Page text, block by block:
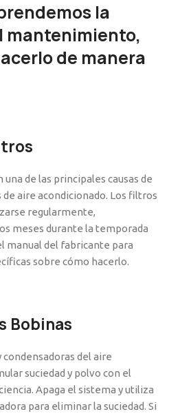
la
mantenimiento,
de manera
de las principales causas de
aire acondicionado. Los filtros
regularmente,
meses durante la temporada
manual del fabricante para
sobre cómo hacerlo.
Bobinas
condensadoras del aire
suciedad y polvo con el
Apaga el sistema y utiliza
para eliminar la suciedad. Si